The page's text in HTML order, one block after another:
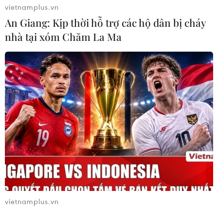
#COVID-19 #giãn cách xã hội
#tập trung đông người
#Hà Nội
#Chỉ thị 16
#nới lỏng giãn cách
TP. Hà Nội
vietnamplus.vn
An Giang: Kịp thời hỗ trợ các hộ dân bị cháy
nhà tại xóm Chăm La Ma
vietnamplus.vn